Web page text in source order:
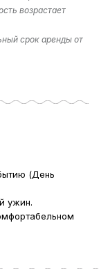
вам
возрастает
срок аренды от
(День
ужин.